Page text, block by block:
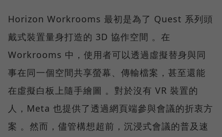
Horizon Workrooms 最初是為了 Quest 系列頭
戴式裝置量身打造的 3D 協作空間 。在
Workrooms 中，使用者可以透過虛擬替身與同
事在同一個空間共享螢幕、傳輸檔案，甚至還能
在虛擬白板上隨手繪圖 。對於沒有 VR 裝置的
人，Meta 也提供了透過網頁端參與會議的折衷方
案 。然而，儘管構想超前，沉浸式會議的普及速